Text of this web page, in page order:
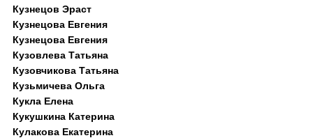
Кузнецов Эраст
Кузнецова Евгения
Кузнецова Евгения
Кузовлева Татьяна
Кузовчикова Татьяна
Кузьмичева Ольга
Кукла Елена
Кукушкина Катерина
Кулакова Екатерина